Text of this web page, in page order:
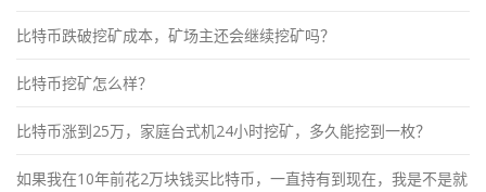
比特币跌破挖矿成本，矿场主还会继续挖矿吗？
比特币挖矿怎么样？
比特币涨到25万，家庭台式机24小时挖矿，多久能挖到一枚？
如果我在10年前花2万块钱买比特币，一直持有到现在，我是不是就